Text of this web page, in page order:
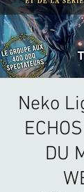
Neko
DU